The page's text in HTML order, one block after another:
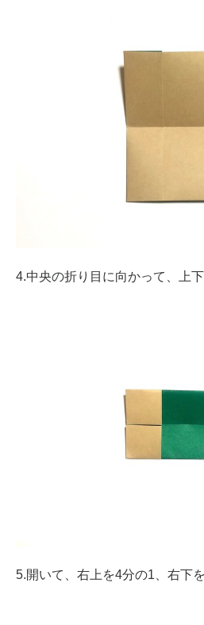
4.中央の折り目に向かって、上
5.開いて、右上を4分の1、右下